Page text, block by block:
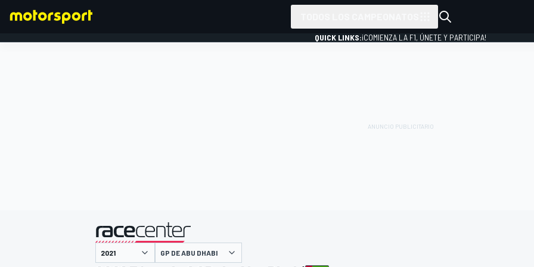
QUICK LINKS:¡COMIENZA LA F1, ÚNETE Y PARTICIPA!
presentado por
GP DE ABU DHABI